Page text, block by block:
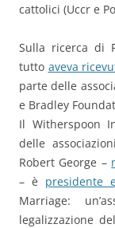
cattolici (Uccr e
Sulla ricerca di
tutto aveva
parte delle
e Bradley
Il Witherspoon
delle
Robert George –
– è presidente
Marriage:
legalizzazione